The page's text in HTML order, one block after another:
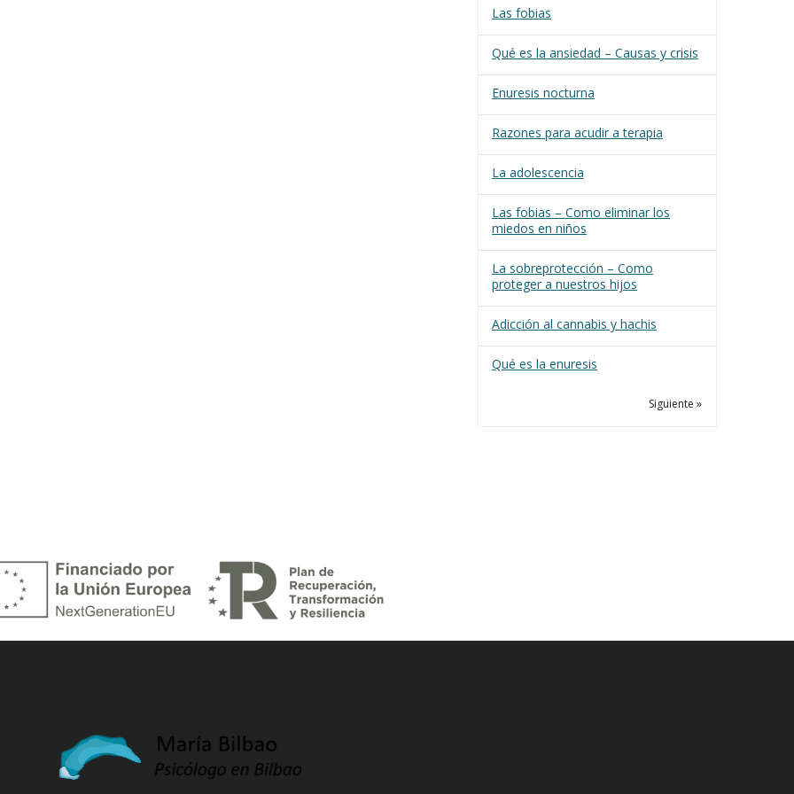
Las fobias
Qué es la ansiedad – Causas y crisis
Enuresis nocturna
Razones para acudir a terapia
La adolescencia
Las fobias – Como eliminar los
miedos en niños
La sobreprotección – Como
proteger a nuestros hijos
Adicción al cannabis y hachis
Qué es la enuresis
Siguiente »